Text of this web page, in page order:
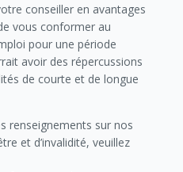
conseiller en avantages
vous conformer au
pour une période
avoir des répercussions
de courte et de longue
renseignements sur nos
et d’invalidité, veuillez